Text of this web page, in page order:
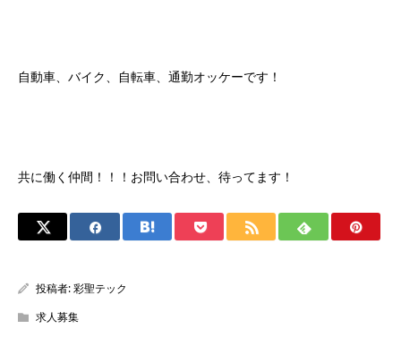
自動車、バイク、自転車、通勤オッケーです！
共に働く仲間！！！お問い合わせ、待ってます！
投稿者:彩聖テック
求人募集